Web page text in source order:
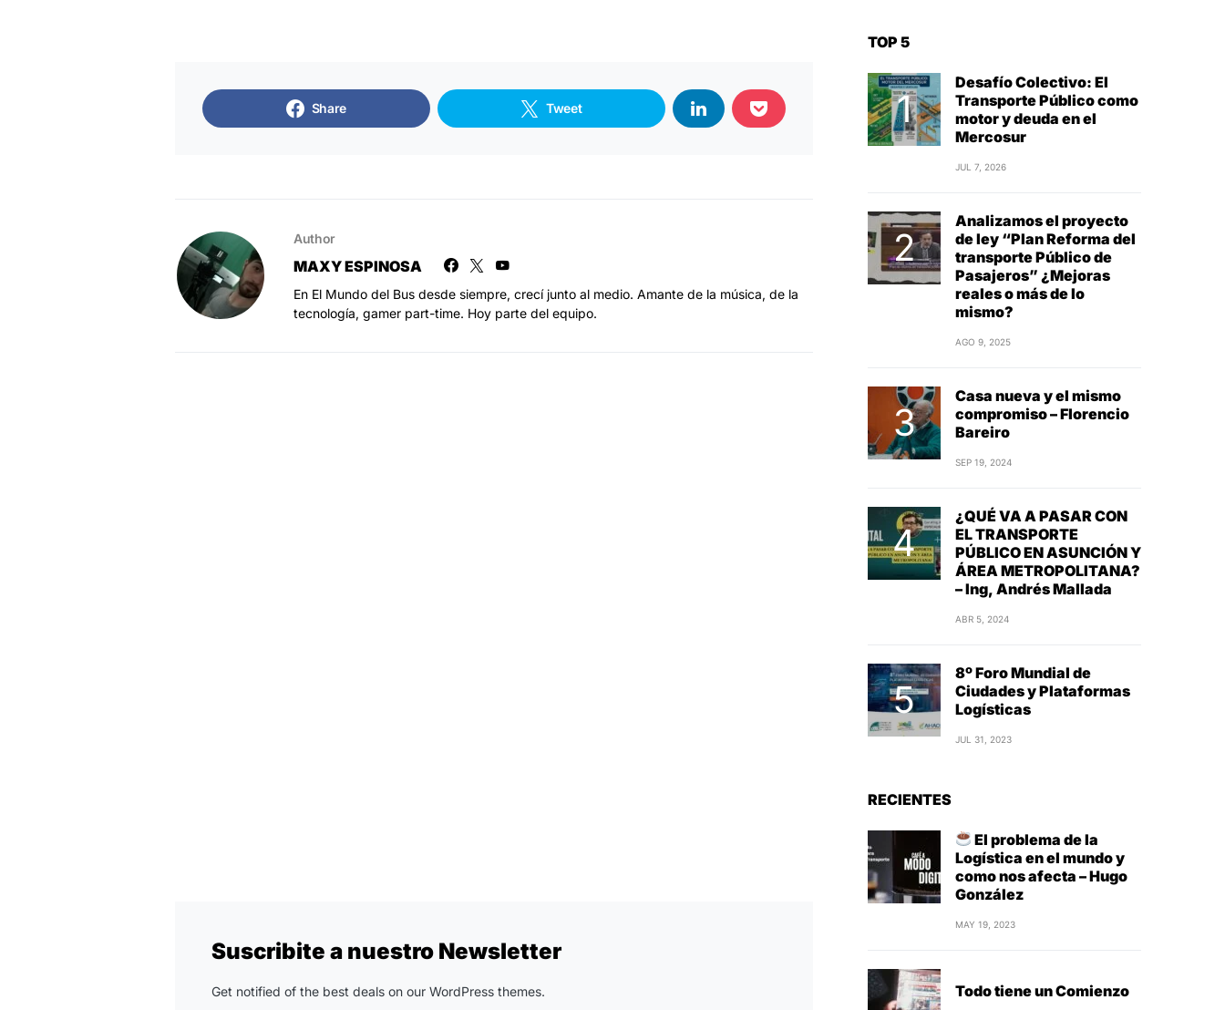
Share Tweet
Author
MAXY ESPINOSA
En El Mundo del Bus desde siempre, crecí junto al medio. Amante de la música, de la
tecnología, gamer part-time. Hoy parte del equipo.
Suscribite a nuestro Newsletter
Get notified of the best deals on our WordPress themes.
TOP 5
Desafío Colectivo: El
Transporte Público como
motor y deuda en el
Mercosur
JUL 7, 2026
Analizamos el proyecto
de ley “Plan Reforma del
transporte Público de
Pasajeros” ¿Mejoras
reales o más de lo
mismo?
AGO 9, 2025
Casa nueva y el mismo
compromiso – Florencio
Bareiro
SEP 19, 2024
¿QUÉ VA A PASAR CON
EL TRANSPORTE
PÚBLICO EN ASUNCIÓN Y
ÁREA METROPOLITANA?
– Ing, Andrés Mallada
ABR 5, 2024
8º Foro Mundial de
Ciudades y Plataformas
Logísticas
JUL 31, 2023
RECIENTES
El problema de la
Logística en el mundo y
como nos afecta – Hugo
González
MAY 19, 2023
Todo tiene un Comienzo